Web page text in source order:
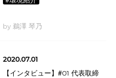
by 鵜澤 琴乃
2020.07.01
【インタビュー】#01 代表取締